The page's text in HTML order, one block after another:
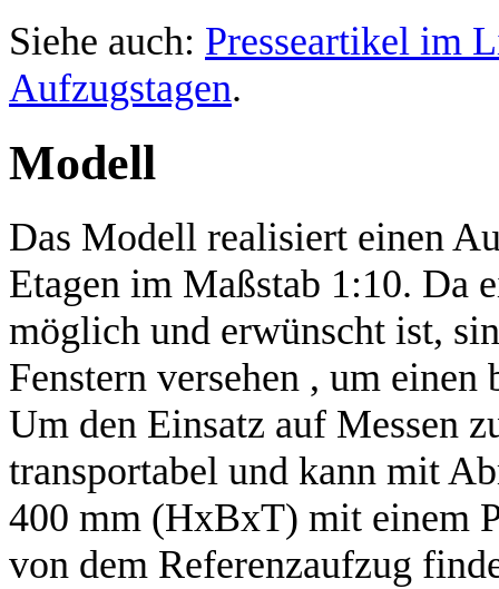
Siehe auch: Presseartikel im
Aufzugstagen.
Modell
Das Modell realisiert einen
Etagen im Maßstab 1:10. Da
möglich und erwünscht ist,
Fenstern versehen , um
Um den Einsatz auf Messen
transportabel und kann mit
400 mm (HxBxT) mit einem
von dem Referenzaufzug